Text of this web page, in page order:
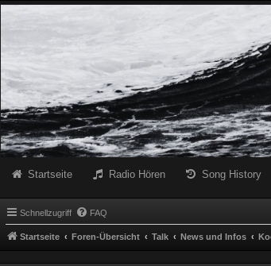
Radio Schwarze Welle Forum
Startseite Radio Hören Song History
Schnellzugriff FAQ
Startseite Foren-Übersicht Talk News und Infos